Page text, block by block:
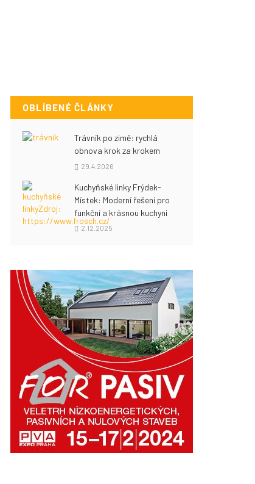
OBLÍBENÉ ČLÁNKY
Trávník po zimě: rychlá
obnova krok za krokem
29.4.2026
Kuchyňské linky Frýdek-
Místek: Moderní řešení pro
funkční a krásnou kuchyni
2.12.2025